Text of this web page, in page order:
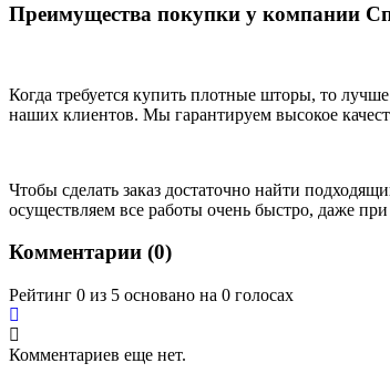
Преимущества покупки у компании
Когда требуется купить плотные шторы, то
наших клиентов. Мы гарантируем высокое
Чтобы сделать заказ достаточно найти
осуществляем все работы очень быстро, даже
Комментарии (0)
Рейтинг 0 из 5 основано на 0 голосах
Комментариев еще нет.